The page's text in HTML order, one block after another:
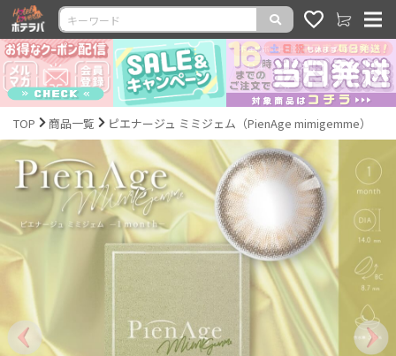
TOP 商品一覧 ピエナージュ ミミジェム（PienAge mimigemme）